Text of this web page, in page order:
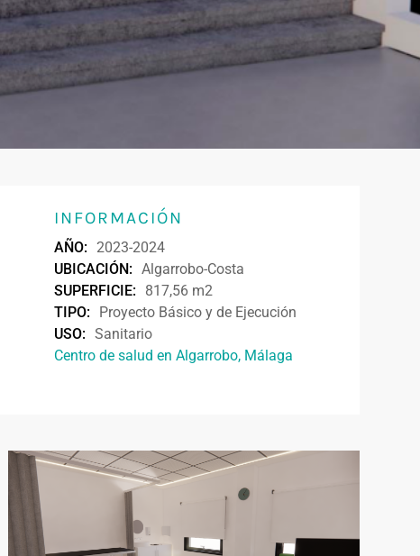
INFORMACIÓN
AÑO: 2023-2024
UBICACIÓN: Algarrobo-Costa
SUPERFICIE:
817,56 m2
TIPO:
Proyecto Básico y de Ejecución
USO: Sanitario
Centro de salud en Algarrobo, Málaga